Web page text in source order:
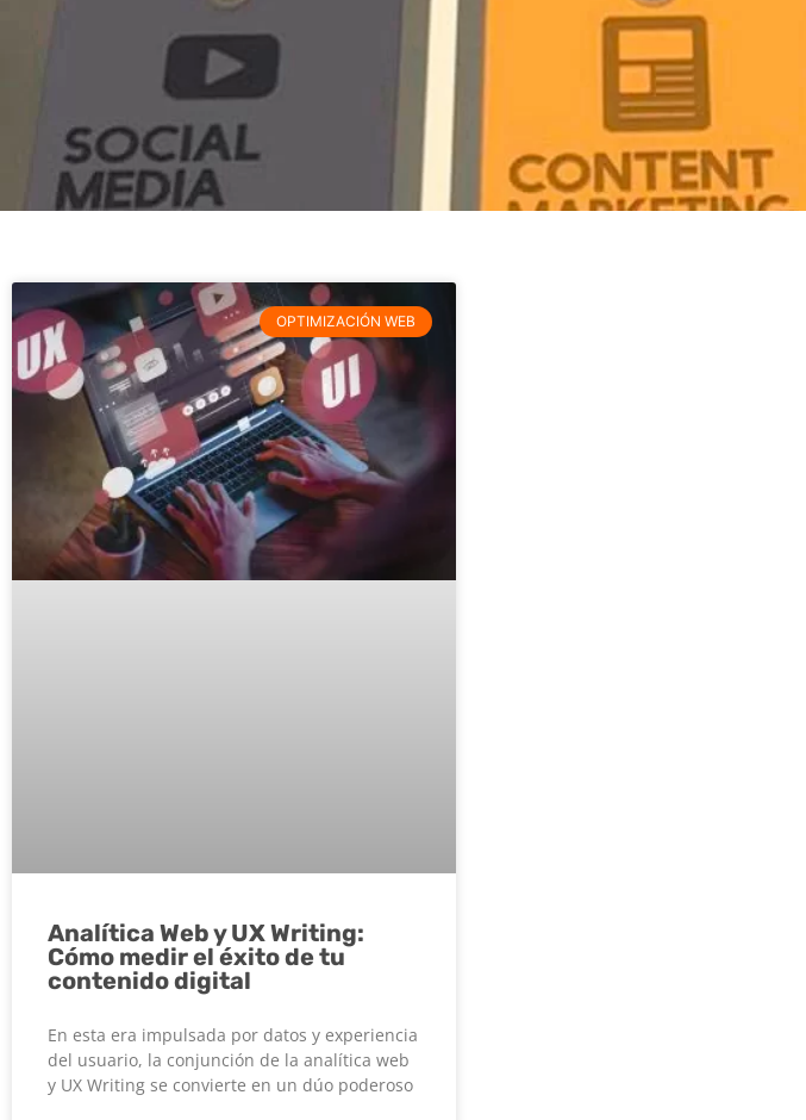
OPTIMIZACIÓN WEB
Analítica Web y UX Writing:
Cómo medir el éxito de tu
contenido digital
En esta era impulsada por datos y experiencia
del usuario, la conjunción de la analítica web
y UX Writing se convierte en un dúo poderoso